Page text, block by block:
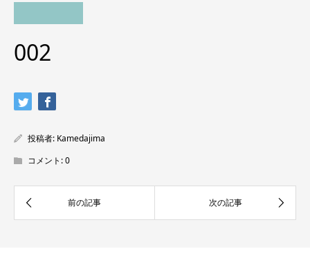
002
投稿者: Kamedajima
コメント:0